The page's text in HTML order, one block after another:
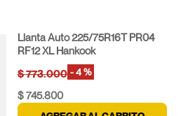
Llanta Auto 225/75R16T PR04
RF12 XL Hankook
$773.000
$745.800
-4 %